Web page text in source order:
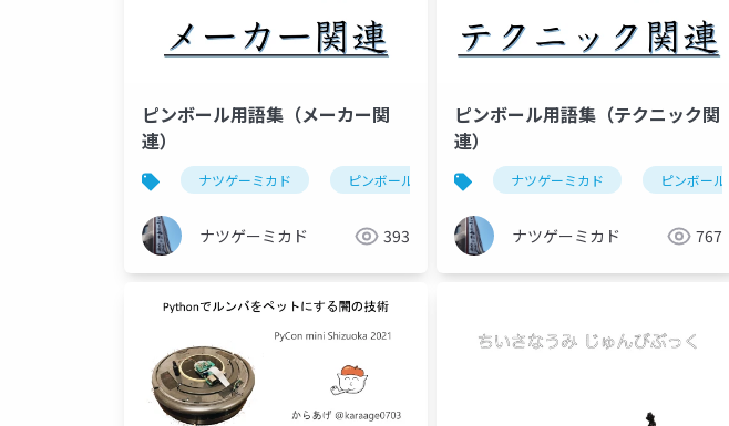
ピンボール用語集（メーカー関
連）
ナツゲーミカド ピンボール
ナツゲーミカド 393
ピンボール用語集（テクニック関
連）
ナツゲーミカド ピンボール
ナツゲーミカド 767